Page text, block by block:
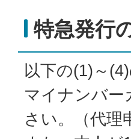
特急発行
以下の(1)～
マイナンバー
さい。（代理